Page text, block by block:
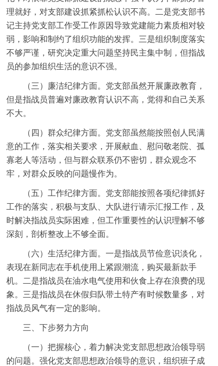
理就好，对支部建设抓紧抓松认识不高。 二是党支部书
记主持党支部工作受工作原因导致党建能力素质相对较
弱，影响和制约了组织功能的发挥。 三是组织制度落实
不够严谨，研究决定重大问题坚持民主集中制，但指战
员的参加组织生活的意识不强。
（三）廉洁纪律方面。 党支部虽然开展廉政教育，
但是指战员普遍对廉政教育认识不高，觉得和自己关系
不大。
（四）群众纪律方面。 党支部虽然能按照创人民满
意的工作，落实相关要求，开展献血、慰问敬老院、孤
寡老人等活动，但与群众联系仍不密切，群众观念不
牢，对群众反映的问题慢作为。
（五）工作纪律方面。 党支部能按照各项纪律抓好
工作的落实，积极与支队、大队进行请示汇报工作，及
时解决指战员实际困难，但工作重要性的认识理解不够
深刻，剖析整改上不够全面。
（六）生活纪律方面。一是指战员节俭意识淡化，
表现在新同志在手机使用上紧跟潮流，购买最新款手
机。 二是指战员在油水电气使用和伙食上存在浪费的现
象。 三是指战员在休假归队带土特产有时候数量多，对
指战员风气有一定的影响。
三、下步努力方向
（一）把握核心，着力解决党支部思想政治领导弱
的问题。强化党支部思想政治领导的意识，组织班子成